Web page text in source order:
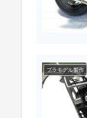
プラモデル製作